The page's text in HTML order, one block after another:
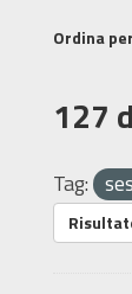
Ordina per
127
Tag: